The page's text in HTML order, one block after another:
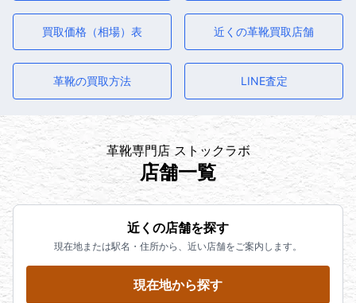
買取価格（相場）表 近くの革靴買取店舗
革靴の買取方法 LINE査定
革靴専門店 ストックラボ
店舗一覧
近くの店舗を探す
現在地または駅名・住所から、近い店舗をご案内します。
現在地から探す